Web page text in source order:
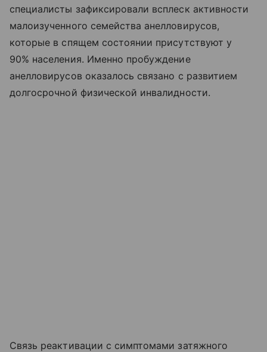
специалисты зафиксировали всплеск активности
малоизученного семейства анелловирусов,
которые в спящем состоянии присутствуют у
90% населения. Именно пробуждение
анелловирусов оказалось связано с развитием
долгосрочной физической инвалидности.
Связь реактивации с симптомами затяжного